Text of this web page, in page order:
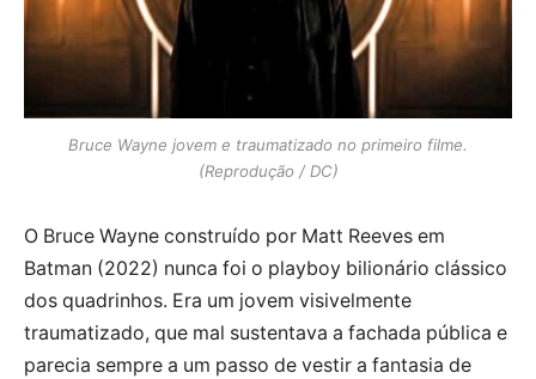
Bruce Wayne jovem e traumatizado no primeiro filme.
(Reprodução / DC)
O Bruce Wayne construído por Matt Reeves em
Batman (2022) nunca foi o playboy bilionário clássico
dos quadrinhos. Era um jovem visivelmente
traumatizado, que mal sustentava a fachada pública e
parecia sempre a um passo de vestir a fantasia de